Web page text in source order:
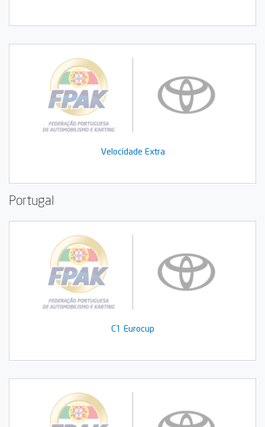
Velocidade Extra
Portugal
C1 Eurocup